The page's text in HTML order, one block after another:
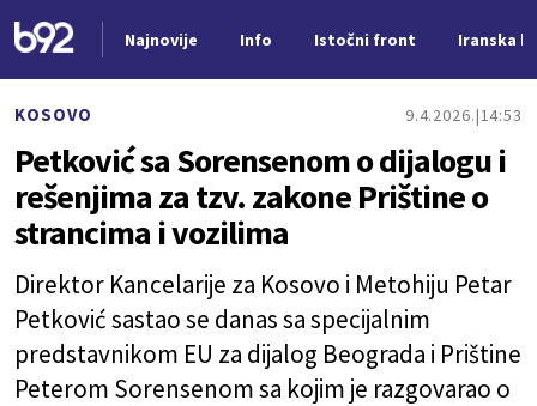
Najnovije Info Istočni front Iranska
KOSOVO 9.4.2026. 14:53
Petković sa Sorensenom o dijalogu i
rešenjima za tzv. zakone Prištine o
strancima i vozilima
Direktor Kancelarije za Kosovo i Metohiju Petar
Petković sastao se danas sa specijalnim
predstavnikom EU za dijalog Beograda i Prištine
Peterom Sorensenom sa kojim je razgovarao o